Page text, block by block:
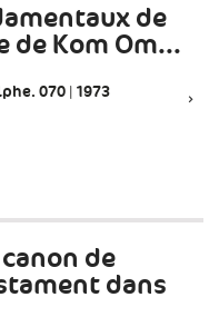
de
Kom Om...
070 | 1973
de
dans